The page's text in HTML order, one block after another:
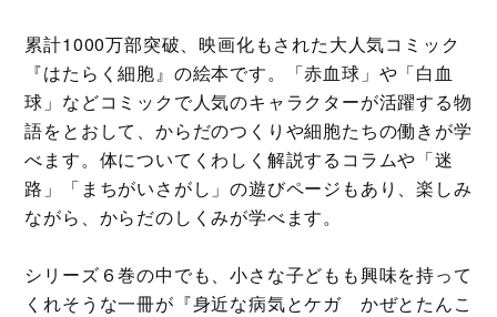
累計1000万部突破、映画化もされた大人気コミック
『はたらく細胞』の絵本です。「赤血球」や「白血
球」などコミックで人気のキャラクターが活躍する物
語をとおして、からだのつくりや細胞たちの働きが学
べます。体についてくわしく解説するコラムや「迷
路」「まちがいさがし」の遊びページもあり、楽しみ
ながら、からだのしくみが学べます。
シリーズ６巻の中でも、小さな子どもも興味を持って
くれそうな一冊が『身近な病気とケガ かぜとたんこ